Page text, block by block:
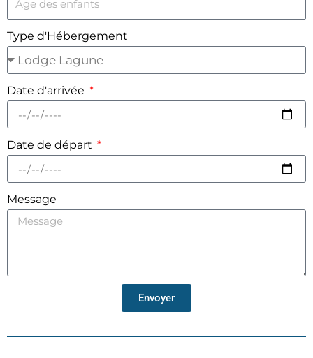
Type d'Hébergement
Date d'arrivée
Date de départ
Message
Envoyer